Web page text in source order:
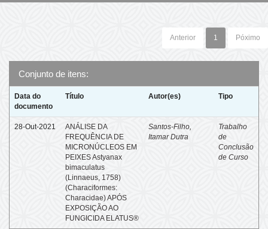
Anterior 1 Póximo
Conjunto de itens:
Data do
documento
Título Autor(es) Tipo
28-Out-2021
ANÁLISE DA
FREQUÊNCIA DE
MICRONÚCLEOS EM
PEIXES Astyanax
bimaculatus
(Linnaeus, 1758)
(Characiformes:
Characidae) APÓS
EXPOSIÇÃO AO
FUNGICIDA ELATUS®
Santos-Filho,
Itamar Dutra
Trabalho
de
Conclusão
de Curso